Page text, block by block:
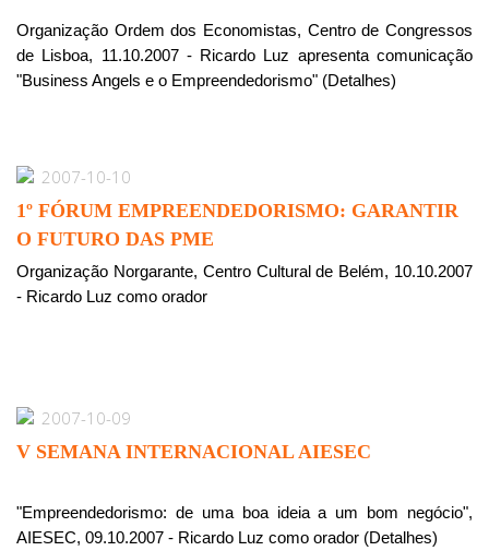
Organização Ordem dos Economistas, Centro de Congressos
de Lisboa, 11.10.2007 - Ricardo Luz apresenta comunicação
"Business Angels e o Empreendedorismo" (Detalhes)
2007-10-10
1º FÓRUM EMPREENDEDORISMO: GARANTIR
O FUTURO DAS PME
Organização Norgarante, Centro Cultural de Belém, 10.10.2007
- Ricardo Luz como orador
2007-10-09
V SEMANA INTERNACIONAL AIESEC
"Empreendedorismo: de uma boa ideia a um bom negócio",
AIESEC, 09.10.2007 - Ricardo Luz como orador (Detalhes)